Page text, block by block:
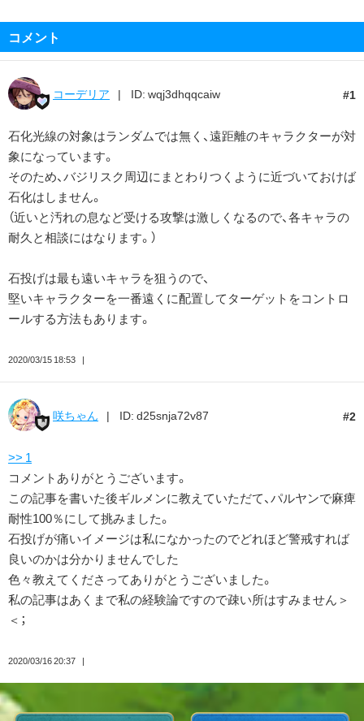
コメント
1
コーデリア ID: wqj3dhqqcaiw
石化光線の対象はランダムでは無く、遠距離のキャラクターが対
象になっています。
そのため、バジリスク周辺にまとわりつくように近づいておけば
石化はしません。
（近いと汚れの息など受ける攻撃は激しくなるので、各キャラの
耐久と相談にはなります。）
石投げは最も遠いキャラを狙うので、
堅いキャラクターを一番遠くに配置してターゲットをコントロ
ールする方法もあります。
2020/03/15 18:53
2
咲ちゃん ID: d25snja72v87
>> 1
コメントありがとうございます。
この記事を書いた後ギルメンに教えていただて、パルヤンで麻痺
耐性100％にして挑みました。
石投げが痛いイメージは私になかったのでどれほど警戒すれば
良いのかは分かりませんでした
色々教えてくださってありがとうございました。
私の記事はあくまで私の経験論ですので疎い所はすみません＞
＜；
2020/03/16 20:37